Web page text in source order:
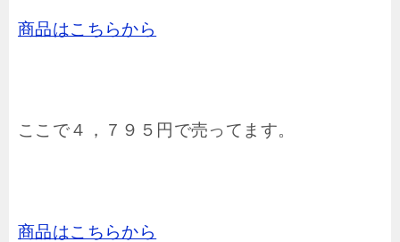
商品はこちらから
ここで４，７９５円で売ってます。
商品はこちらから